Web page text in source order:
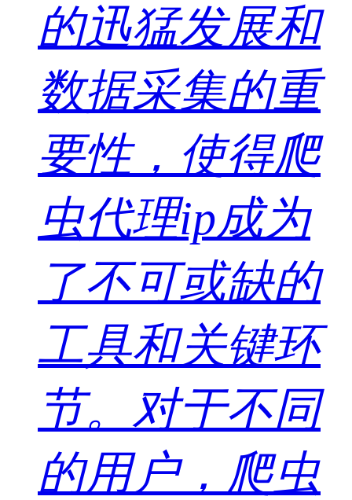
的迅猛发展和
数据采集的重
要性，使得爬
虫代理ip成为
了不可或缺的
工具和关键环
节。对于不同
的用户，爬虫